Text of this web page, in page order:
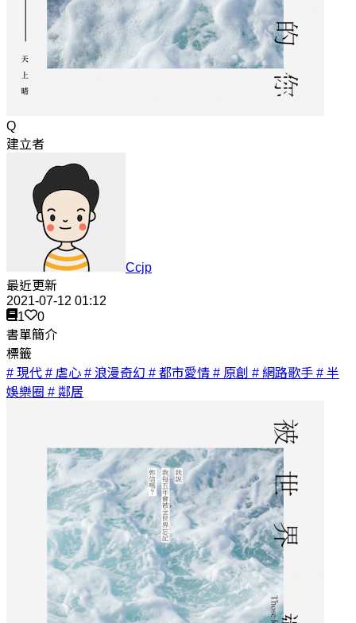
Q
建立者
Ccjp
最近更新
2021-07-12 01:12
1
0
書單簡介
標籤
# 現代 # 虐心 # 浪漫奇幻 # 都市愛情 # 原創 # 網路歌手 # 半
娛樂圈 # 鄰居